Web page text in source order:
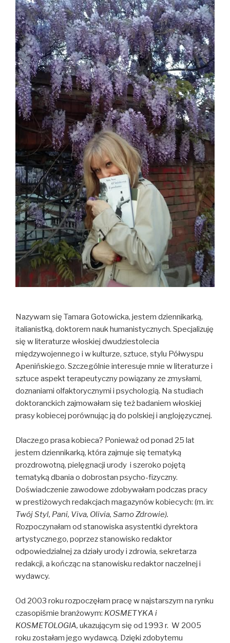
Nazywam się Tamara Gotowicka, jestem dziennikarką,
italianistką, doktorem nauk humanistycznych. Specjalizuję
się w literaturze włoskiej dwudziestolecia
międzywojennego i w kulturze, sztuce, stylu Półwyspu
Apenińskiego. Szczególnie interesuje mnie w literaturze i
sztuce aspekt terapeutyczny powiązany ze zmysłami,
doznaniami olfaktorycznymi i psychologią. Na studiach
doktoranckich zajmowałam się też badaniem włoskiej
prasy kobiecej porównując ją do polskiej i anglojęzycznej.
Dlaczego prasa kobieca? Ponieważ od ponad 25 lat
jestem dziennikarką, która zajmuje się tematyką
prozdrowotną, pielęgnacji urody i szeroko pojętą
tematyką dbania o dobrostan psycho-fizyczny.
Doświadczenie zawodowe zdobywałam podczas pracy
w prestiżowych redakcjach magazynów kobiecych: (m. in:
Twój Styl, Pani, Viva, Olivia, Samo Zdrowie).
Rozpoczynałam od stanowiska asystentki dyrektora
artystycznego, poprzez stanowisko redaktor
odpowiedzialnej za działy urody i zdrowia, sekretarza
redakcji, a kończąc na stanowisku redaktor naczelnej i
wydawcy.
Od 2003 roku rozpoczęłam pracę w najstarszym na rynku
czasopiśmie branżowym: KOSMETYKA i
KOSMETOLOGIA, ukazującym się od 1993 r. W 2005
roku zostałam jego wydawcą. Dzięki zdobytemu